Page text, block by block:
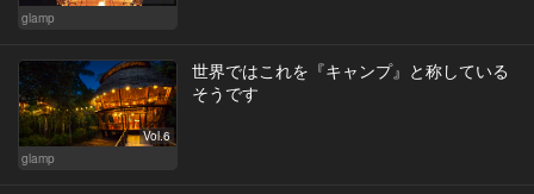
glamp
Vol.6
glamp
世界ではこれを『キャンプ』と称している
そうです